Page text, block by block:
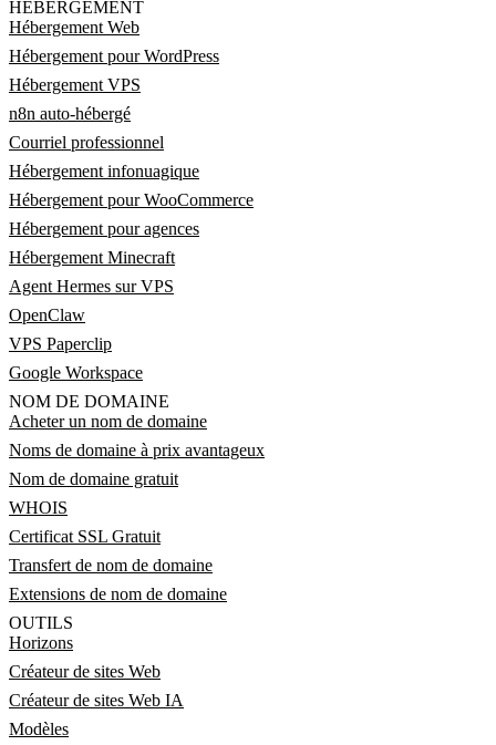
HÉBERGEMENT
Hébergement Web
Hébergement pour WordPress
Hébergement VPS
n8n auto-hébergé
Courriel professionnel
Hébergement infonuagique
Hébergement pour WooCommerce
Hébergement pour agences
Hébergement Minecraft
Agent Hermes sur VPS
OpenClaw
VPS Paperclip
Google Workspace
NOM DE DOMAINE
Acheter un nom de domaine
Noms de domaine à prix avantageux
Nom de domaine gratuit
WHOIS
Certificat SSL Gratuit
Transfert de nom de domaine
Extensions de nom de domaine
OUTILS
Horizons
Créateur de sites Web
Créateur de sites Web IA
Modèles